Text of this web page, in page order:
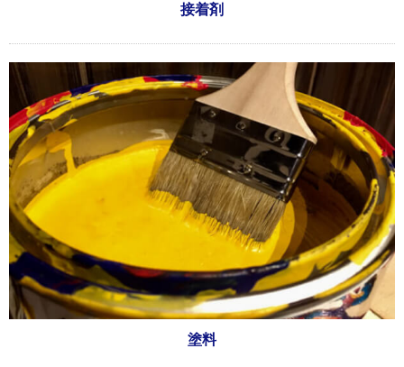
接着剤
塗料